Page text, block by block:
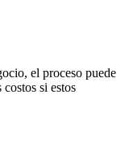
el proceso puede
si estos